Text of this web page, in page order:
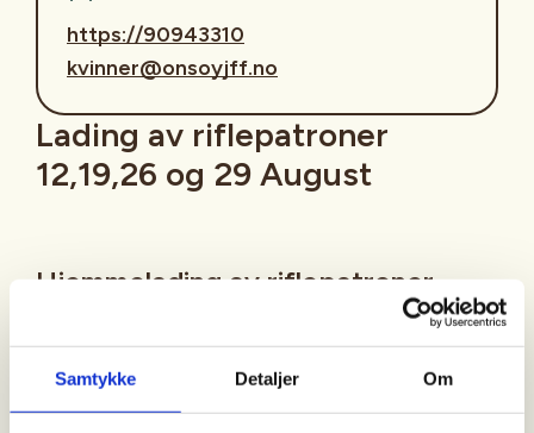
Samtykke Detaljer Om
https://90943310
kvinner@onsoyjff.no
Lading av riflepatroner
12,19,26 og 29 August
Hjemmelading av riflepatroner.
Bli med å lære å lage riflepatroner. Dette går over
fire samlinger. Tre samlinger med teori og
oppgaver, en med testskyting. Du må møte på alle